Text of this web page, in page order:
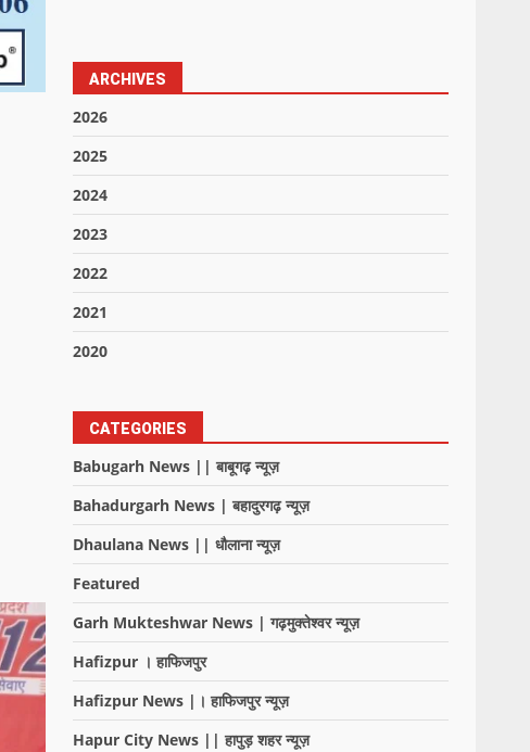
ARCHIVES
2026
2025
2024
2023
2022
2021
2020
CATEGORIES
Babugarh News || बाबूगढ़ न्यूज़
Bahadurgarh News | बहादुरगढ़ न्यूज़
Dhaulana News || धौलाना न्यूज़
Featured
Garh Mukteshwar News | गढ़मुक्तेश्वर न्यूज़
Hafizpur । हाफिजपुर
Hafizpur News |। हाफिजपुर न्यूज़
Hapur City News || हापुड़ शहर न्यूज़